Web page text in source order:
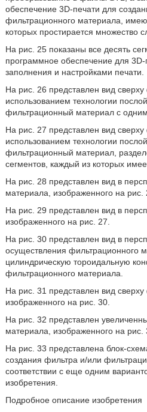
обеспечение 3D-печати для
фильтрационного материала,
которых простирается множество
На рис. 25 показаны все десять
программное обеспечение для
заполнения и настройками печати.
На рис. 26 представлен вид сверху
использованием технологии
фильтрационный материал с
На рис. 27 представлен вид сверху
использованием технологии
фильтрационный материал,
сегментов, каждый из которых
На рис. 28 представлен вид в
материала, изображенного на рис.
На рис. 29 представлен вид в
изображенного на рис. 27.
На рис. 30 представлен вид в
осуществления фильтрационного
цилиндрическую тороидальную
фильтрационного материала.
На рис. 31 представлен вид
изображенного на рис. 30.
На рис. 32 представлен
материала, изображенного на рис.
На рис. 33 представлена блок-
создания фильтра и/или
соответствии с еще одним
изобретения.
Подробное описание изобретения